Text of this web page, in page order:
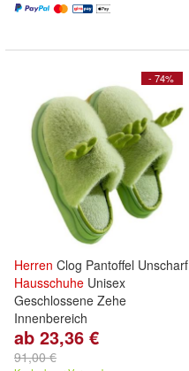
- 74%
Herren Clog Pantoffel Unscharf
Hausschuhe Unisex
Geschlossene Zehe
Innenbereich
ab 23,36 €
91,00 €